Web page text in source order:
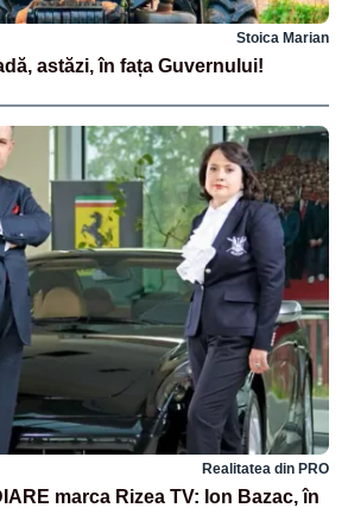
Stoica Marian
astăzi, în fața Guvernului!
Realitatea din PRO
marca Rizea TV: Ion Bazac, în